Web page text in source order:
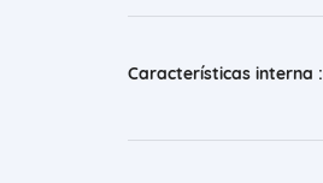
Características interna :